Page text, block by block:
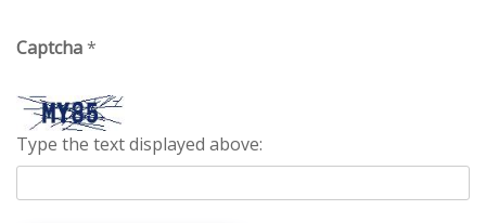
Captcha*
Type the text displayed above: